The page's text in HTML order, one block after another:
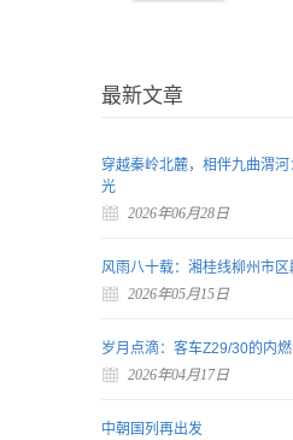
最新文章
穿越秦岭北麓，相伴九曲渭
光
2026年06月28日
风雨八十载：湘桂线柳州市
2026年05月15日
岁月点滴：客车Z29/30的内
2026年04月17日
中朝国列再出发